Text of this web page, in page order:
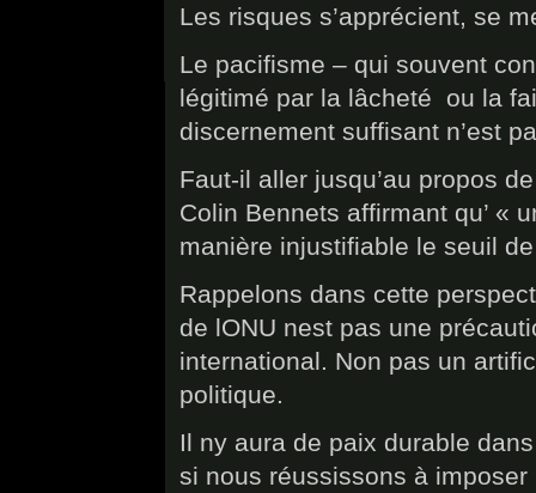
Les risques s’apprécient, se
Le pacifisme – qui souvent
légitimé par la lâcheté ou la
discernement suffisant n’est
Faut-il aller jusqu’au propos
Colin Bennets affirmant qu’ «
manière injustifiable le seuil
Rappelons dans cette
de lONU nest pas une
international. Non pas un
politique.
Il ny aura de paix durable
si nous réussissons à